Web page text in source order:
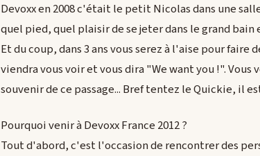
Devoxx en 2008 c'était le petit Nicolas dans une
quel pied, quel plaisir de se jeter dans le grand
Et du coup, dans 3 ans vous serez à l'aise pour faire
viendra vous voir et vous dira "We want you !". Vous
souvenir de ce passage... Bref tentez le Quickie, il
Pourquoi venir à Devoxx France 2012 ?
Tout d'abord, c'est l'occasion de rencontrer des